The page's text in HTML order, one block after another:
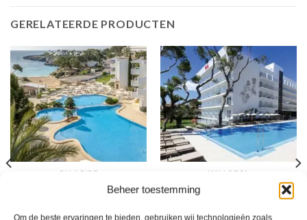
Beheer toestemming
Om de beste ervaringen te bieden, gebruiken wij technologieën zoals
GERELATEERDE PRODUCTEN
CALA D'OR
Inturotel Esmeralda Park
MALLORCA
Riu Concordia